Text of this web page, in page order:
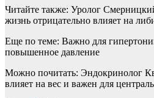
Читайте также: Уролог
жизнь отрицательно влияет на
Еще по теме: Важно для
повышенное давление
Можно почитать: Эндокринолог
влияет на вес и важен для